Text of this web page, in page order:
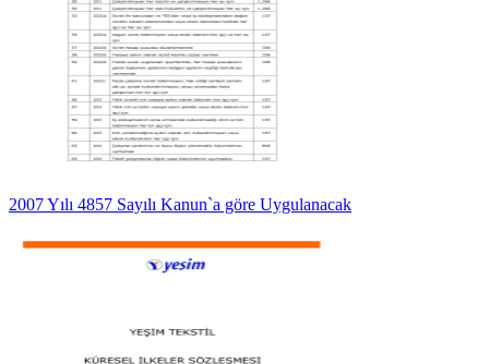
2007 Yılı 4857 Sayılı Kanun`a göre Uygulanacak